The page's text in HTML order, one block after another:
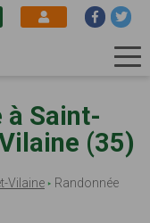
à Saint-
(35)
Vilaine
Randonnée